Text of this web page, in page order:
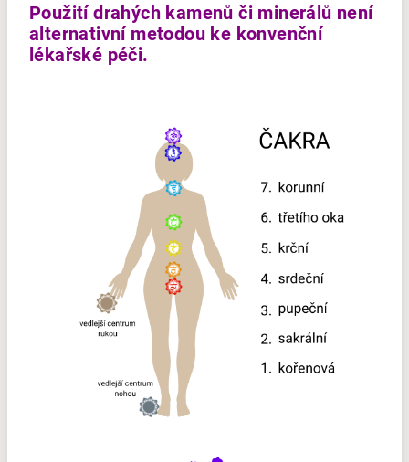
Použití drahých kamenů či minerálů není
alternativní metodou ke konvenční
lékařské péči.